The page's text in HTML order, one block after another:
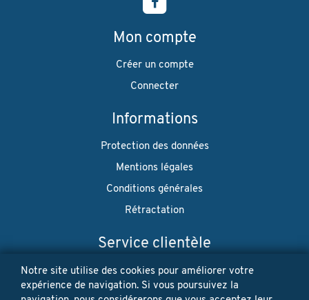
Mon compte
Créer un compte
Connecter
Informations
Protection des données
Mentions légales
Conditions générales
Rétractation
Service clientèle
Envoi
Notre site utilise des cookies pour améliorer votre
expérience de navigation. Si vous poursuivez la